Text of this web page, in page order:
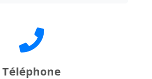
Téléphone